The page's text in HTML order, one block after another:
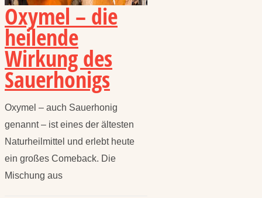
Oxymel – die
heilende
Wirkung des
Sauerhonigs
Oxymel – auch Sauerhonig
genannt – ist eines der ältesten
Naturheilmittel und erlebt heute
ein großes Comeback. Die
Mischung aus